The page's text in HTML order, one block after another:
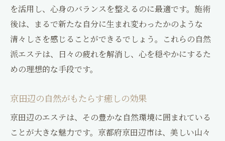
を活用し、心身のバランスを整えるのに最適です。施術
後は、まるで新たな自分に生まれ変わったかのような
清々しさを感じることができるでしょう。これらの自然
派エステは、日々の疲れを解消し、心を穏やかにするた
めの理想的な手段です。
京田辺の自然がもたらす癒しの効果
京田辺のエステは、その豊かな自然環境に囲まれている
ことが大きな魅力です。京都府京田辺市は、美しい山々